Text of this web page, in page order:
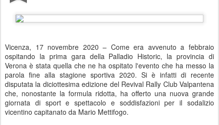
Vicenza, 17 novembre 2020 – Come era avvenuto a febbraio
ospitando la prima gara della Palladio Historic, la provincia di
Verona è stata quella che ne ha ospitato l'evento che ha messo la
parola fine alla stagione sportiva 2020. Si è infatti di recente
disputata la diciottesima edizione del Revival Rally Club Valpantena
che, nonostante la formula ridotta, ha offerto una nuova grande
giornata di sport e spettacolo e soddisfazioni per il sodalizio
vicentino capitanato da Mario Mettifogo.